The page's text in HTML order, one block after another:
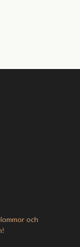
och